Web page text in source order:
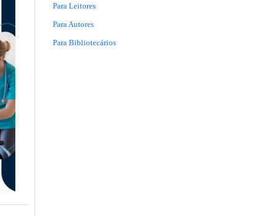
Para Leitores
Para Autores
Para Bibliotecários